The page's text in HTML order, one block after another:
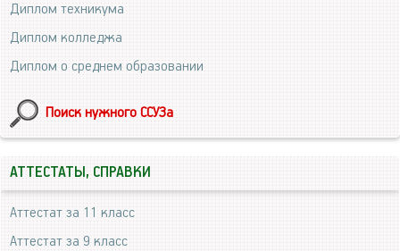
Диплом техникума
Диплом колледжа
Диплом о среднем образовании
Поиск нужного ССУЗа
АТТЕСТАТЫ, СПРАВКИ
Аттестат за 11 класс
Аттестат за 9 класс